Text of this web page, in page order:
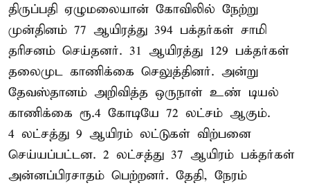
திருப்பதி ஏழுமலையான் கோவிலில் நேற்று
முன்தினம் 77 ஆயிரத்து 394 பக்தர்கள் சாமி
தரிசனம் செய்தனர். 31 ஆயிரத்து 129 பக்தர்கள்
தலைமுட காணிக்கை செலுத்தினர். அன்று
தேவஸ்தானம் அறிவித்த ஒருநாள் உண் டியல்
காணிக்கை ரூ.4 கோடியே 72 லட்சம் ஆகும்.
4 லட்சத்து 9 ஆயிரம் லட்டுகள் விற்பனை
செய்யப்பட்டன. 2 லட்சத்து 37 ஆயிரம் பக்தர்கள்
அன்னப்பிரசாதம் பெற்றனர். தேதி, நேரம்